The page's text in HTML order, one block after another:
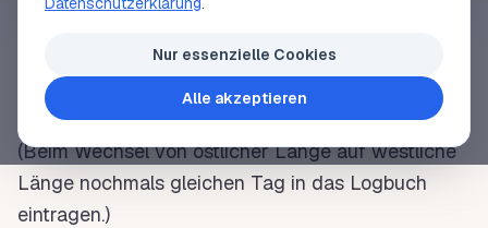
Schiff das die Datumsgrenze passiert, muss am
folgenden
das Datum wie folgt festlegen:
Von Ost auf West: halt’s Datum fest
(Beim Wechsel von östlicherLängeauf westliche
Länge nochmals gleichen Tag in das Logbuch
eintragen.)
Nur essenzielle Cookies
Alle akzeptieren